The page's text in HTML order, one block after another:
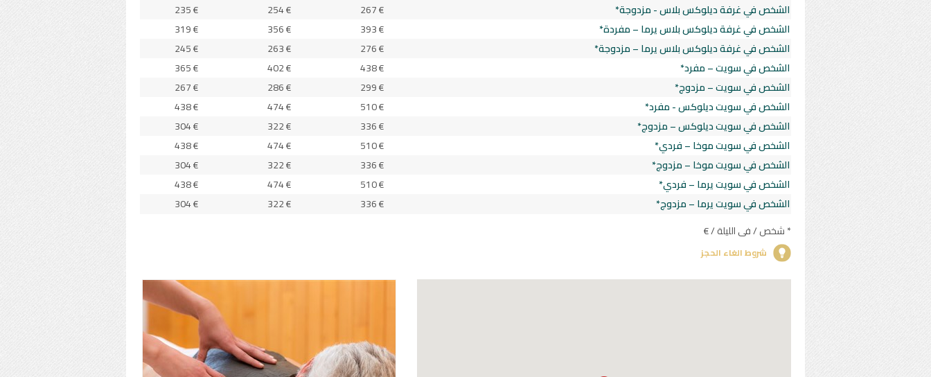
الشخص في غرفة ديلوكس بلاس - مزدوجة*
267 €
254 €
235 €
الشخص في غرفة ديلوكس بلاس يرما – مفردة*
393 €
356 €
319 €
الشخص في غرفة ديلوكس بلاس يرما – مزدوجة*
276 €
263 €
245 €
الشخص في سويت – مفرد*
438 €
402 €
365 €
الشخص في سويت – مزدوج*
299 €
286 €
267 €
الشخص في سويت ديلوكس - مفرد*
510 €
474 €
438 €
الشخص في سويت ديلوكس – مزدوج*
336 €
322 €
304 €
الشخص في سويت موخا – فردي*
510 €
474 €
438 €
الشخص في سويت موخا – مزدوج*
336 €
322 €
304 €
الشخص في سويت يرما – فردي*
510 €
474 €
438 €
الشخص في سويت يرما – مزدوج*
336 €
322 €
304 €
* شخص / في الليلة / €
شروط الغاء الحجز